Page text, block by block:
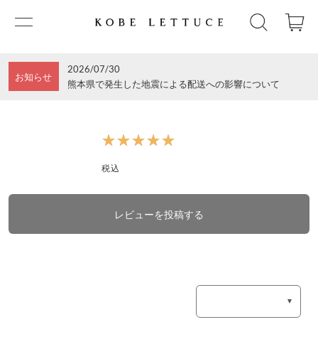
お知らせ
2026/07/30
熊本県で発生した地震による配送への影響について
★★★★★
★★★★★
税込
レビューを投稿する